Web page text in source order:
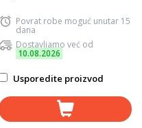
Povrat robe moguć unutar 15
dana
Dostavljamo već od
10.08.2026
Usporedite proizvod